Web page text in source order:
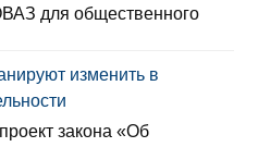
для общественного
изменить в
закона «Об